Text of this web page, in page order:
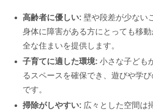
高齢者に優しい: 壁や段差が少ない
身体に障害がある方にとっても移
全な住まいを提供します。
子育てに適した環境:小さな子ども
るスペースを確保でき、遊びや学
です。
掃除がしやすい: 広々とした空間は